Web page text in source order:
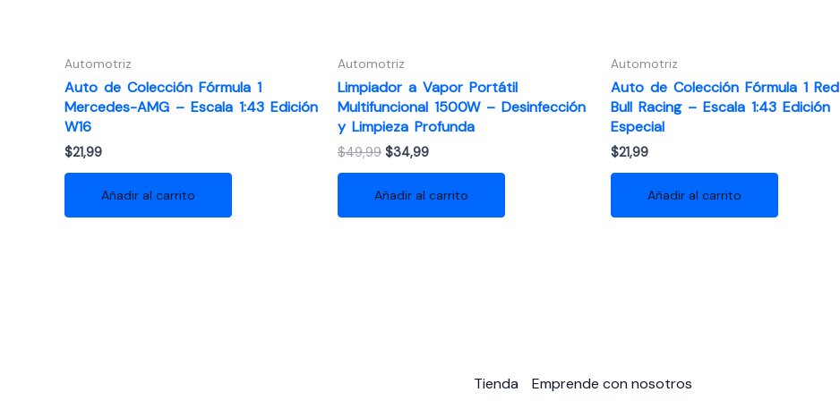
Automotriz
Auto de Colección Fórmula 1
Mercedes-AMG – Escala 1:43 Edición
W16
$21,99
Añadir al carrito
Automotriz
Limpiador a Vapor Portátil
Multifuncional 1500W – Desinfección
y Limpieza Profunda
$49,99 El
era:
$49,99.
$34,99El
es:
$34,99.
Añadir al carrito
Automotriz
Auto de Colección Fórmula 1 Red
Bull Racing – Escala 1:43 Edición
Especial
$21,99
Añadir al carrito
Tienda
Emprende con nosotros